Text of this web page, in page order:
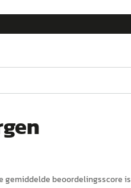
gemiddelde beoordelingsscore is